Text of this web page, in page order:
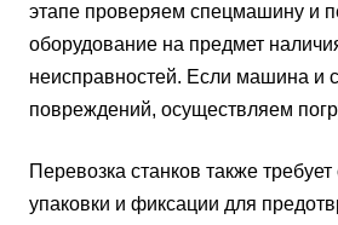
этапе проверяем спецмашину и
оборудование на предмет
неисправностей. Если машина и
повреждений, осуществляем
Перевозка станков также
упаковки и фиксации для